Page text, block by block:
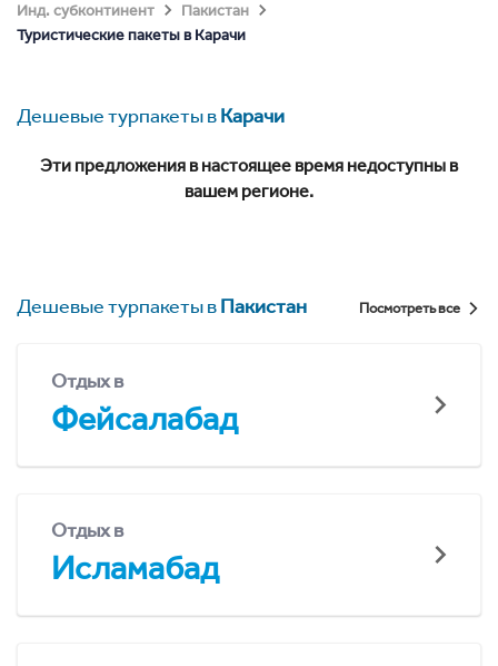
Инд. субконтинент
Пакистан
Туристические пакеты в Карачи
Дешевые турпакеты вКарачи
Эти предложения в настоящее время недоступны в
вашем регионе.
Дешевые турпакеты вПакистан Посмотреть все
Отдых в
Фейсалабад
Отдых в
Исламабад